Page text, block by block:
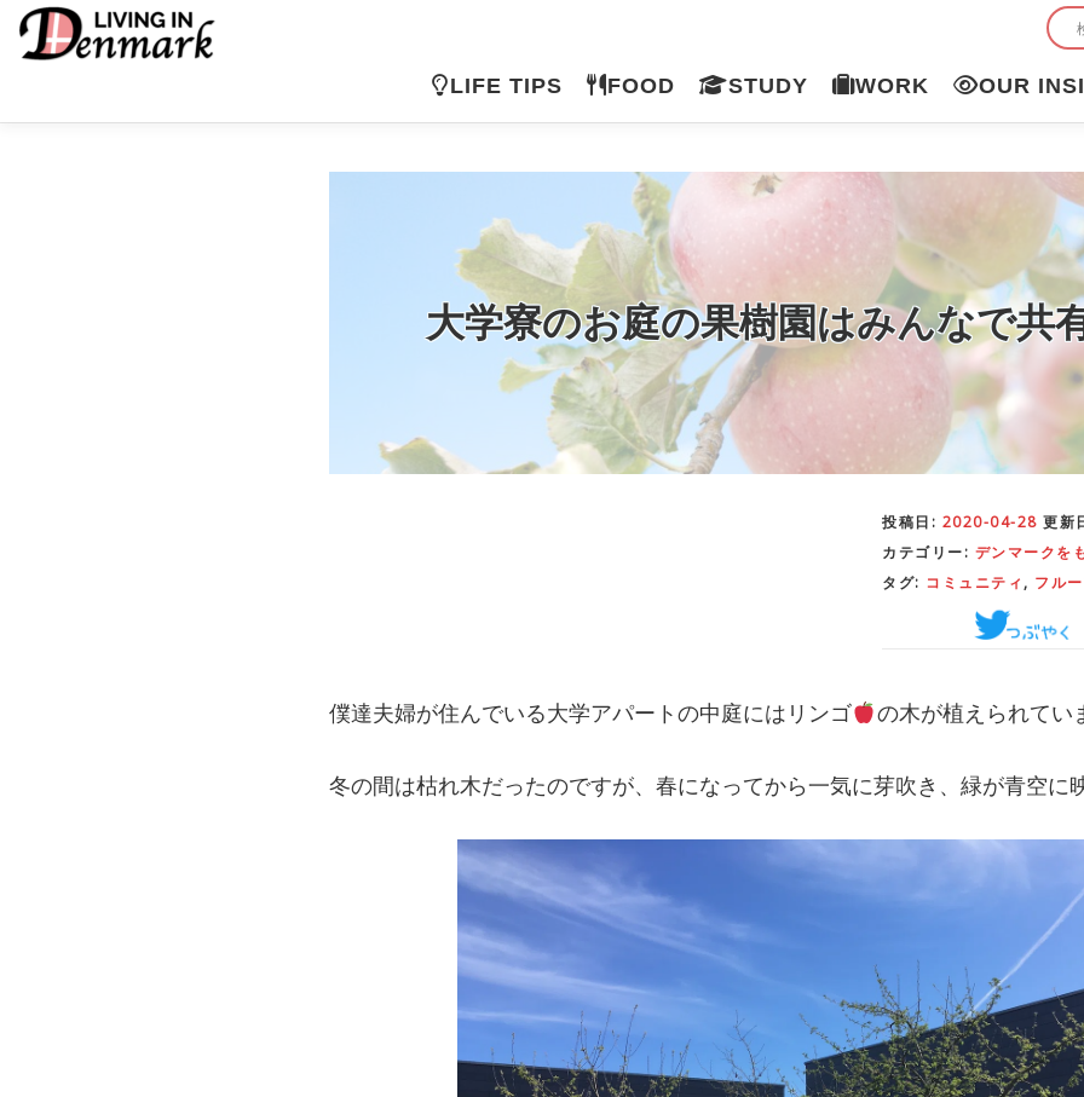
ツ
LIFE TIPS FOOD STUDY WORK OUR
大学寮のお庭の果樹園はみんなで共
投稿日: 2020-04-28 更新
カテゴリー: デンマークを
タグ: コミュニティ , フル
僕達夫婦が住んでいる大学アパートの中庭にはリンゴ の木が植えられてい
冬の間は枯れ木だったのですが、春になってから一気に芽吹き、緑が青空に